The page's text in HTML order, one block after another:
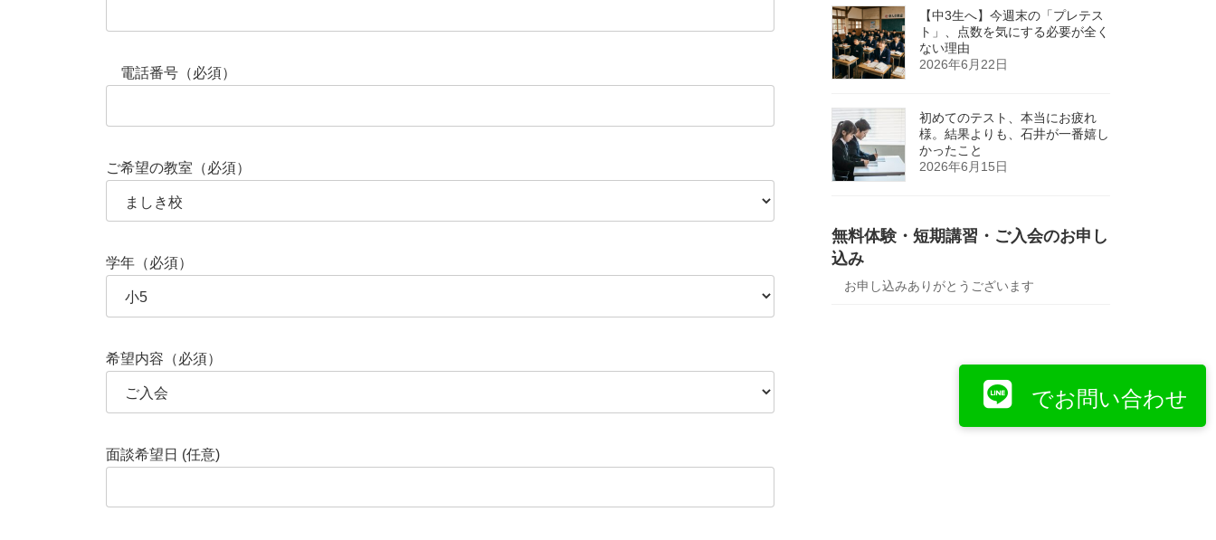
電話番号（必須）
ご希望の教室（必須）
学年（必須）
希望内容（必須）
面談希望日 (任意)
【中3生へ】今週末の「プレテス
ト」、点数を気にする必要が全く
ない理由
2026年6月22日
初めてのテスト、本当にお疲れ
様。結果よりも、石井が一番嬉し
かったこと
2026年6月15日
無料体験・短期講習・ご入会のお申し
込み
お申し込みありがとうございます
でお問い合わせ